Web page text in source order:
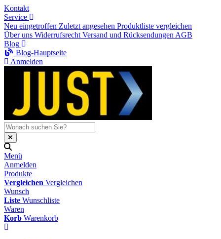
Kontakt
Service
Neu eingetroffen Zuletzt angesehen Produktliste vergleichen
Über uns Widerrufsrecht Versand und Rücksendungen AGB
Blog
Blog-Hauptseite
Anmelden
Menü
Anmelden
Produkte
Vergleichen Vergleichen
Wunsch
Liste Wunschliste
Waren
Korb Warenkorb